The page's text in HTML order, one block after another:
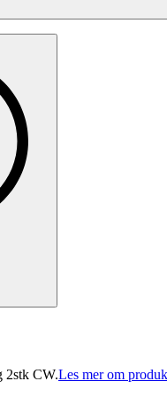
2stk CW.Les mer om